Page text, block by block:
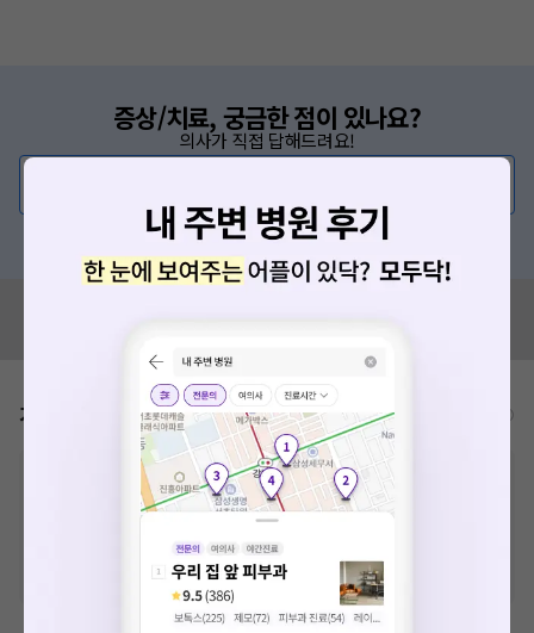
증상/치료, 궁금한 점이 있나요?
의사가 직접 답해드려요!
혹은, 의료상담 서비스에 다양한 게시글 보러가기
가격표 비급여/급여 진료란?
비급여 항목의 경우, 추가비용 등으로 실제 가격과 상이할 수 있으니, 정확
한 가격은 해당 의료기관에 직접 문의해주세요.
급여 항목의 경우,건강보험심사평가원에 고지되어 있는 급여 진료 기준 가
산정될 수 있는 점 참고 바랍니다.)
※ 이벤트가, 할인가는VAT 포함